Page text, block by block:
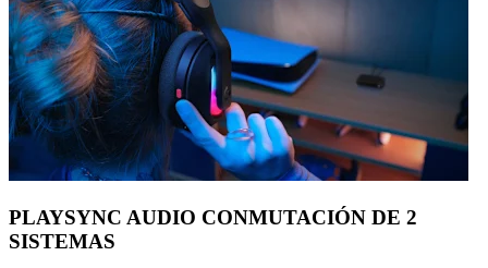
PLAYSYNC AUDIO CONMUTACIÓN DE 2
SISTEMAS